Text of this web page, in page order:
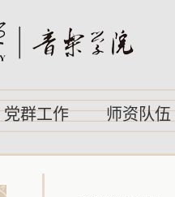
党群工作 师资队伍